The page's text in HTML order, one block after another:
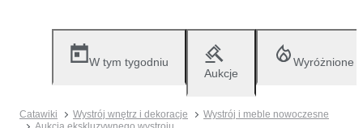
W tym tygodniu
Aukcje
Wyróżnione
Catawiki Wystrój wnętrz i dekoracje
Wystrój i meble nowoczesne